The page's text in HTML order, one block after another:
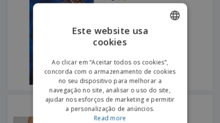
Proact | Bermuda
SPANISH
Este website usa
cookies
Ao clicar em “Aceitar todos os cookies”,
concorda com o armazenamento de cookies
no seu dispositivo para melhorar a
navegação no site, analisar o uso do site,
ajudar nos esforços de marketing e permitir
a personalização de anúncios.
Read more